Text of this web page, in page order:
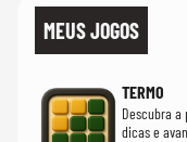
MEUS JOGOS
TERMO
Descubra
dicas e